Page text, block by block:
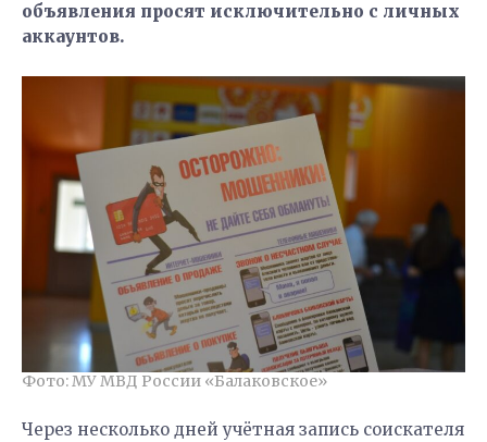
объявления просят исключительно с личных
аккаунтов.
Фото: МУ МВД России «Балаковское»
Через несколько дней учётная запись соискателя